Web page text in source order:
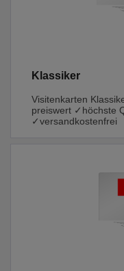
Klassiker
Visitenkarten
preiswert ✓höchste
✓versandkostenfrei